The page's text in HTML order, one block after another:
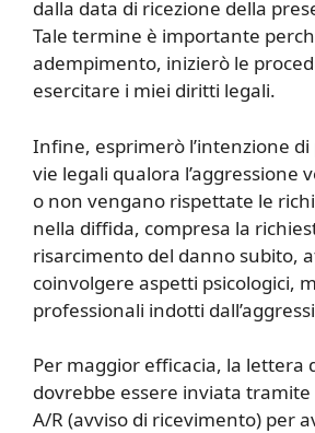
dalla data di ricezione della
Tale termine è importante
adempimento, inizierò le
esercitare i miei diritti legali.
Infine, esprimerò l’intenzione
vie legali qualora l’aggressione
o non vengano rispettate le
nella diffida, compresa la
risarcimento del danno subito,
coinvolgere aspetti psicologici,
professionali indotti
Per maggior efficacia, la lettera
dovrebbe essere inviata
A/R (avviso di ricevimento) per